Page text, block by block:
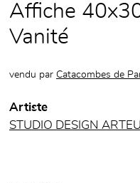
Affiche
Vanité
vendu par Catacombes de
Artiste
STUDIO DESIGN